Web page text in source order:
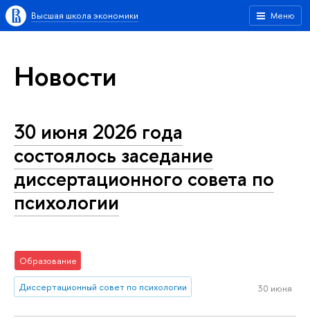
Меню
Высшая школа экономики
Новости
30 июня 2026 года
состоялось заседание
диссертационного совета по
психологии
Образование
Диссертационный совет по психологии 30 июня